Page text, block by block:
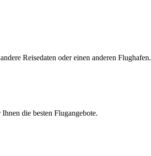
Reisedaten oder einen anderen Flughafen.
die besten Flugangebote.